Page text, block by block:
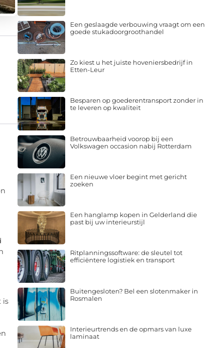
is
Een geslaagde verbouwing vraagt om een
goede stukadoorgroothandel
Zo kiest u het juiste hoveniersbedrijf in
Etten-Leur
Besparen op goederentransport zonder in
te leveren op kwaliteit
Betrouwbaarheid voorop bij een
Volkswagen occasion nabij Rotterdam
Een nieuwe vloer begint met gericht
zoeken
Een hanglamp kopen in Gelderland die
past bij uw interieurstijl
Ritplanningssoftware: de sleutel tot
efficiëntere logistiek en transport
Buitengesloten? Bel een slotenmaker in
Rosmalen
Interieurtrends en de opmars van luxe
laminaat